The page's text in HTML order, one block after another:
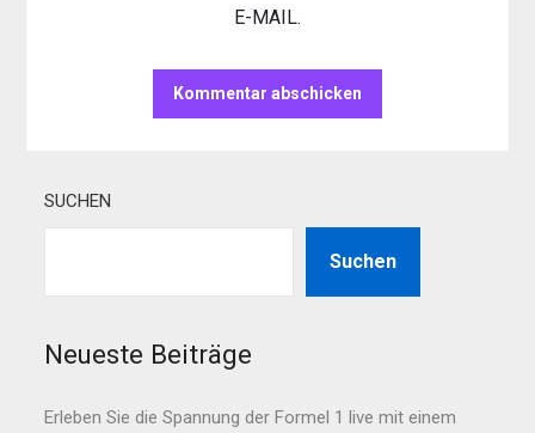
E-MAIL.
SUCHEN
Suchen
Neueste Beiträge
Erleben Sie die Spannung der Formel 1 live mit einem